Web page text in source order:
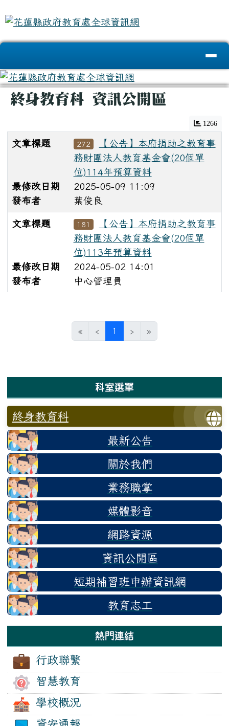
跳至主內容區
花蓮縣政府教育處全球資訊網
導覽列
主內容區域
終身教育科 資訊公開區
1266
文章標題 272
【公告】本府捐助之教育事
務財團法人教育基金會(20個單
位)114年預算資料
最修改日期
2025-05-09 11:09
發布者
葉俊良
文章標題 181
【公告】本府捐助之教育事
務財團法人教育基金會(20個單
位)113年預算資料
最修改日期
2024-05-02 14:01
發布者
中心管理員
« ‹ 1 (目前頁次)
› »
科室選單
終身教育科
最新公告
關於我們
業務職掌
媒體影音
網路資源
資訊公開區
短期補習班申辦資訊網
教育志工
熱門連結
行政聯繫
智慧教育
學校概況
資安通報
頁尾區域